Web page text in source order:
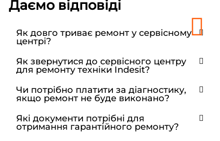
Даємо відповіді
Як довго триває ремонт у сервісному
центрі?
Як звернутися до сервісного центру
для ремонту техніки Indesit?
Чи потрібно платити за діагностику,
якщо ремонт не буде виконано?
Які документи потрібні для
отримання гарантійного ремонту?